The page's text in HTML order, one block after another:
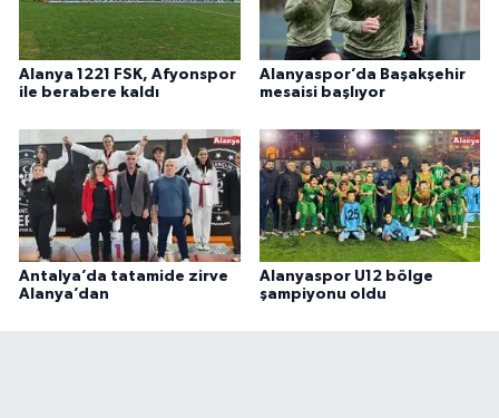
Alanya 1221 FSK, Afyonspor
ile berabere kaldı
Alanyaspor’da Başakşehir
mesaisi başlıyor
Antalya’da tatamide zirve
Alanya’dan
Alanyaspor U12 bölge
şampiyonu oldu